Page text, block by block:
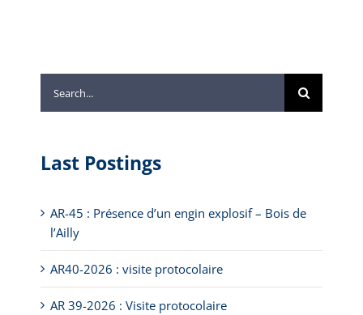
for:
Last Postings
AR-45 : Présence d’un engin explosif – Bois de
l’Ailly
AR40-2026 : visite protocolaire
AR 39-2026 : Visite protocolaire